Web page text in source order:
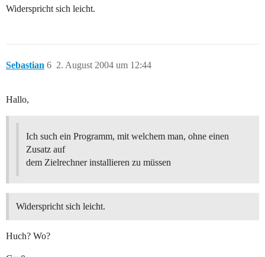
Widerspricht sich leicht.
Sebastian 2. August 2004 um 12:44
6
Hallo,
Ich such ein Programm, mit welchem man, ohne einen
Zusatz auf
dem Zielrechner installieren zu müssen
Widerspricht sich leicht.
Huch? Wo?